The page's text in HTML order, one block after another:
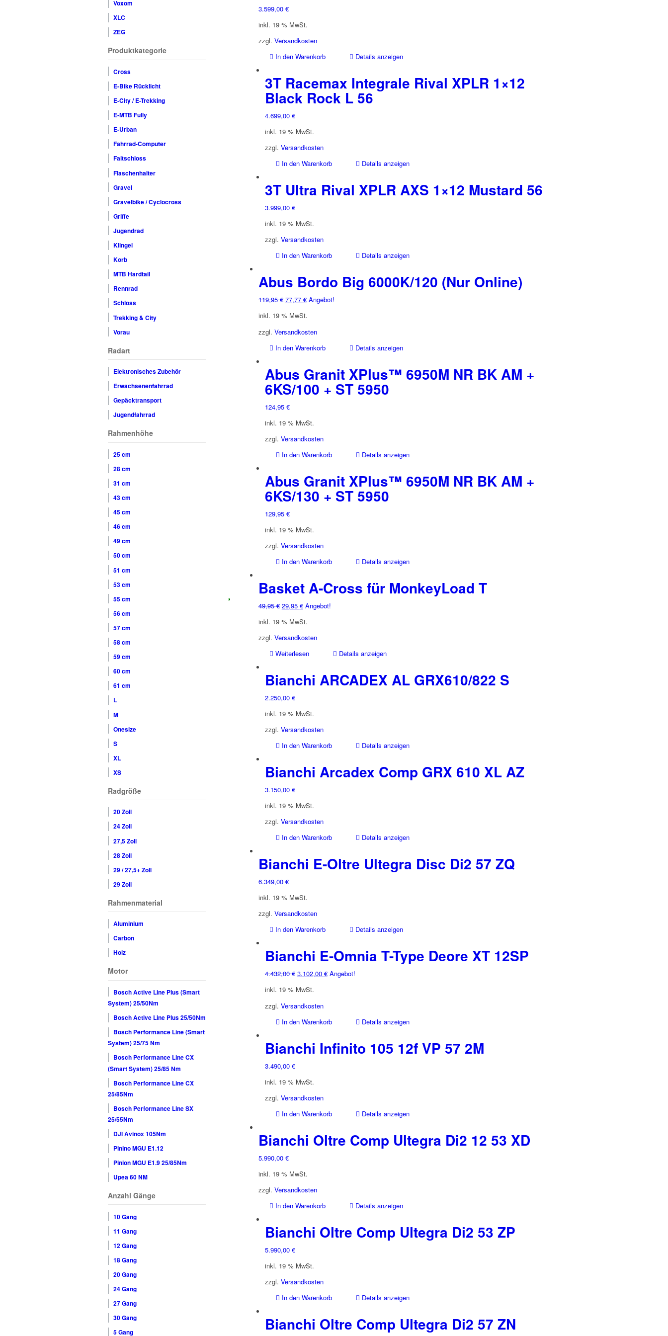
3.599,00 €
inkl. 19 % MwSt.
zzgl. Versandkosten
In den Warenkorb
Details anzeigen
3T Racemax Integrale Rival XPLR 1×12
Black Rock L 56
4.699,00 €
inkl. 19 % MwSt.
zzgl. Versandkosten
In den Warenkorb
Details anzeigen
3T Ultra Rival XPLR AXS 1×12 Mustard 56
3.999,00 €
inkl. 19 % MwSt.
zzgl. Versandkosten
In den Warenkorb
Details anzeigen
Abus Bordo Big 6000K/120 (Nur Online)
119,95€ Ursprünglicher
war:
119,95 €
77,77 €Aktueller
ist:
77,77 €.
Angebot!
inkl. 19 % MwSt.
zzgl. Versandkosten
In den Warenkorb
Details anzeigen
Abus Granit XPlus™ 6950M NR BK AM +
6KS/100 + ST 5950
124,95 €
inkl. 19 % MwSt.
zzgl. Versandkosten
In den Warenkorb
Details anzeigen
Abus Granit XPlus™ 6950M NR BK AM +
6KS/130 + ST 5950
129,95 €
inkl. 19 % MwSt.
zzgl. Versandkosten
In den Warenkorb
Details anzeigen
Basket A-Cross für MonkeyLoad T
49,95€ Ursprünglicher
war:
49,95 €
29,95 €Aktueller
ist:
29,95 €.
Angebot!
inkl. 19 % MwSt.
zzgl. Versandkosten
Weiterlesen
Details anzeigen
Bianchi ARCADEX AL GRX610/822 S
2.250,00 €
inkl. 19 % MwSt.
zzgl. Versandkosten
In den Warenkorb
Details anzeigen
Bianchi Arcadex Comp GRX 610 XL AZ
3.150,00 €
inkl. 19 % MwSt.
zzgl. Versandkosten
In den Warenkorb
Details anzeigen
Bianchi E-Oltre Ultegra Disc Di2 57 ZQ
6.349,00 €
inkl. 19 % MwSt.
zzgl. Versandkosten
In den Warenkorb
Details anzeigen
Bianchi E-Omnia T-Type Deore XT 12SP
4.432,00€ Ursprünglicher
war:
4.432,00 €
3.102,00 €Aktueller
Angebot!
inkl. 19 % MwSt.
zzgl. Versandkosten
In den Warenkorb
Details anzeigen
Bianchi Infinito 105 12f VP 57 2M
3.490,00 €
inkl. 19 % MwSt.
zzgl. Versandkosten
In den Warenkorb
Details anzeigen
Bianchi Oltre Comp Ultegra Di2 12 53 XD
5.990,00 €
inkl. 19 % MwSt.
zzgl. Versandkosten
In den Warenkorb
Details anzeigen
Bianchi Oltre Comp Ultegra Di2 53 ZP
5.990,00 €
inkl. 19 % MwSt.
zzgl. Versandkosten
In den Warenkorb
Details anzeigen
Bianchi Oltre Comp Ultegra Di2 57 ZN
Voxom
XLC
ZEG
Produktkategorie
Cross
E-Bike Rücklicht
E-City / E-Trekking
E-MTB Fully
E-Urban
Fahrrad-Computer
Faltschloss
Flaschenhalter
Gravel
Gravelbike / Cyclocross
Griffe
Jugendrad
Klingel
Korb
MTB Hardtail
Rennrad
Schloss
Trekking & City
Vorau
Radart
Elektronisches Zubehör
Erwachsenenfahrrad
Gepäcktransport
Jugendfahrrad
Rahmenhöhe
25 cm
28 cm
31 cm
43 cm
45 cm
46 cm
49 cm
50 cm
51 cm
53 cm
55 cm
56 cm
57 cm
58 cm
59 cm
60 cm
61 cm
L
M
Onesize
S
XL
XS
Radgröße
20 Zoll
24 Zoll
27,5 Zoll
28 Zoll
29 / 27,5+ Zoll
29 Zoll
Rahmenmaterial
Aluminium
Carbon
Holz
Motor
Bosch Active Line Plus (Smart
System) 25/50Nm
Bosch Active Line Plus 25/50Nm
Bosch Performance Line (Smart
System) 25/75 Nm
Bosch Performance Line CX
(Smart System) 25/85 Nm
Bosch Performance Line CX
25/85Nm
Bosch Performance Line SX
25/55Nm
DJI Avinox 105Nm
Pinino MGU E1.12
Pinion MGU E1.9 25/85Nm
Upea 60 NM
Anzahl Gänge
10 Gang
11 Gang
12 Gang
18 Gang
20 Gang
24 Gang
27 Gang
30 Gang
5 Gang